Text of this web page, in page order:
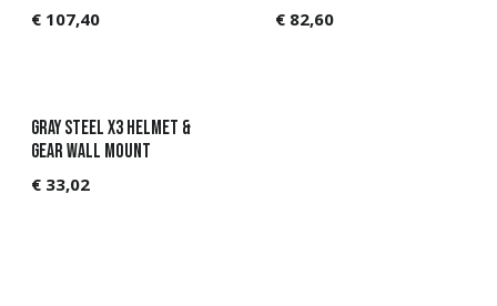
€ 107,40 € 82,60
Gray steel X3 helmet &
gear wall mount
€ 33,02